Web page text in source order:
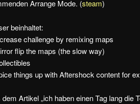
Arrange Mode. (steam)
beinhaltet:
challenge by remixing maps
flip the maps (the slow way)
things up with Aftershock content for
Artikel „ich haben einen Tag lang die